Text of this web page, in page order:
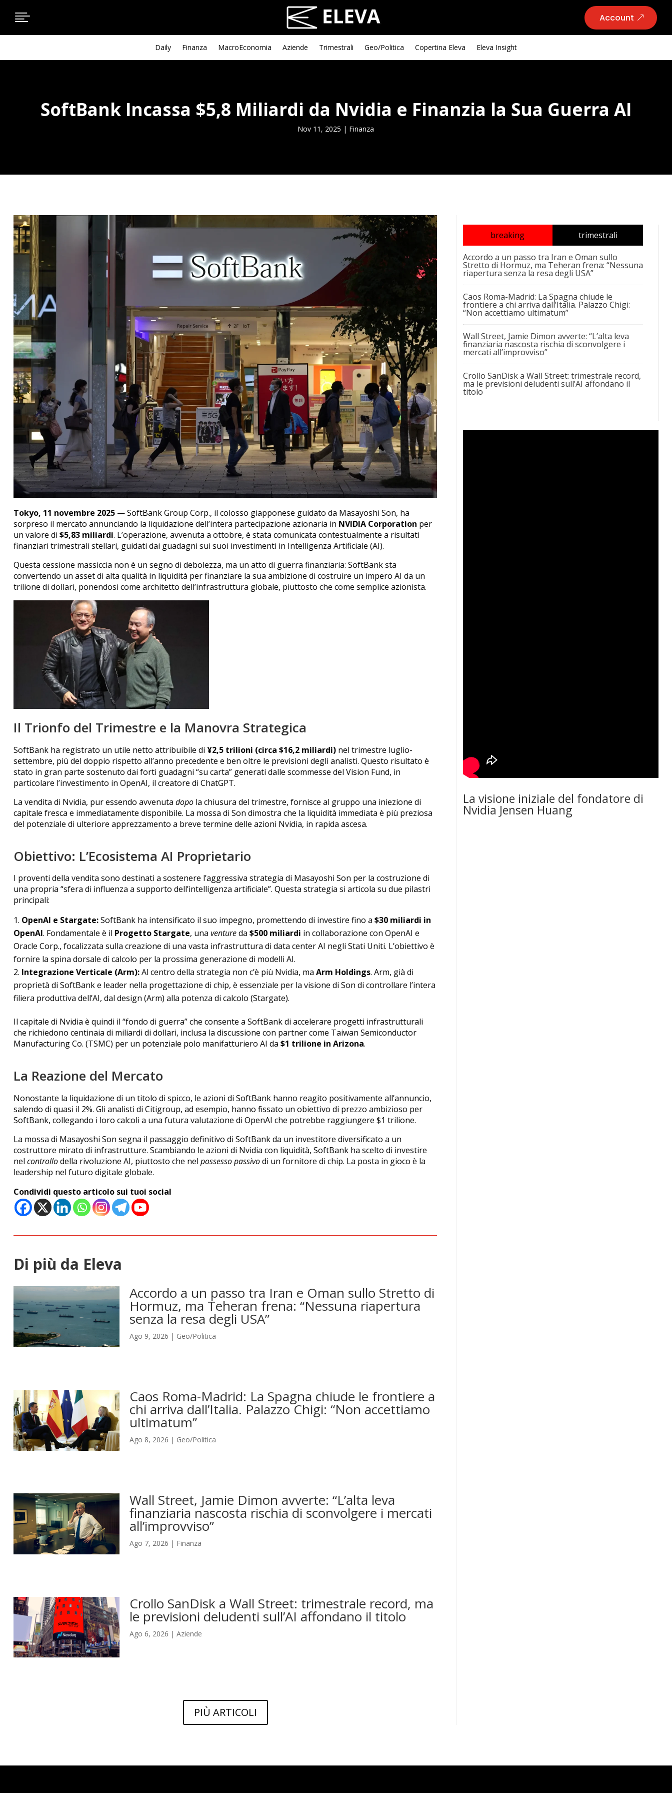
 Account
Daily Finanza MacroEconomia Aziende Trimestrali Geo/Politica Copertina Eleva Eleva Insight
SoftBank Incassa $5,8 Miliardi da Nvidia e Finanzia la Sua Guerra AI
Nov 11, 2025 | Finanza
Tokyo, 11 novembre 2025— SoftBank Group Corp., il colosso giapponese guidato da Masayoshi Son, ha
sorpreso il mercato annunciando la liquidazione dell’intera partecipazione azionaria in NVIDIA Corporation per
un valore di $5,83 miliardi. L’operazione, avvenuta a ottobre, è stata comunicata contestualmente a risultati
finanziari trimestrali stellari, guidati dai guadagni sui suoi investimenti in Intelligenza Artificiale (AI).
Questa cessione massiccia non è un segno di debolezza, ma un atto di guerra finanziaria: SoftBank sta
convertendo un asset di alta qualità in liquidità per finanziare la sua ambizione di costruire un impero AI da un
trilione di dollari, ponendosi come architetto dell’infrastruttura globale, piuttosto che come semplice azionista.
Il Trionfo del Trimestre e la Manovra Strategica
SoftBank ha registrato un utile netto attribuibile di ¥2,5 trilioni (circa $16,2 miliardi)nel trimestre luglio-
settembre, più del doppio rispetto all’anno precedente e ben oltre le previsioni degli analisti. Questo risultato è
stato in gran parte sostenuto dai forti guadagni “su carta” generati dalle scommesse del Vision Fund, in
particolare l’investimento in OpenAI, il creatore di ChatGPT.
La vendita di Nvidia, pur essendo avvenuta dopola chiusura del trimestre, fornisce al gruppo una iniezione di
capitale fresca e immediatamente disponibile. La mossa di Son dimostra che la liquidità immediata è più preziosa
del potenziale di ulteriore apprezzamento a breve termine delle azioni Nvidia, in rapida ascesa.
Obiettivo: L’Ecosistema AI Proprietario
I proventi della vendita sono destinati a sostenere l’aggressiva strategia di Masayoshi Son per la costruzione di
una propria “sfera di influenza a supporto dell’intelligenza artificiale”. Questa strategia si articola su due pilastri
principali:
OpenAI e Stargate:SoftBank ha intensificato il suo impegno, promettendo di investire fino a $30 miliardi in
OpenAI. Fondamentale è il Progetto Stargate, una ventureda $500 miliardi in collaborazione con OpenAI e
Oracle Corp., focalizzata sulla creazione di una vasta infrastruttura di data center AI negli Stati Uniti. L’obiettivo è
fornire la spina dorsale di calcolo per la prossima generazione di modelli AI.
Integrazione Verticale (Arm):Al centro della strategia non c’è più Nvidia, ma Arm Holdings. Arm, già di
proprietà di SoftBank e leader nella progettazione di chip, è essenziale per la visione di Son di controllare l’intera
filiera produttiva dell’AI, dal design (Arm) alla potenza di calcolo (Stargate).
Il capitale di Nvidia è quindi il “fondo di guerra” che consente a SoftBank di accelerare progetti infrastrutturali
che richiedono centinaia di miliardi di dollari, inclusa la discussione con partner come Taiwan Semiconductor
Manufacturing Co. (TSMC) per un potenziale polo manifatturiero AI da $1 trilione in Arizona.
La Reazione del Mercato
Nonostante la liquidazione di un titolo di spicco, le azioni di SoftBank hanno reagito positivamente all’annuncio,
salendo di quasi il 2%. Gli analisti di Citigroup, ad esempio, hanno fissato un obiettivo di prezzo ambizioso per
SoftBank, collegando i loro calcoli a una futura valutazione di OpenAI che potrebbe raggiungere $1 trilione.
La mossa di Masayoshi Son segna il passaggio definitivo di SoftBank da un investitore diversificato a un
costruttore mirato di infrastrutture. Scambiando le azioni di Nvidia con liquidità, SoftBank ha scelto di investire
nel controllodella rivoluzione AI, piuttosto che nel possesso passivodi un fornitore di chip. La posta in gioco è la
leadership nel futuro digitale globale.
Condividi questo articolo sui tuoi social
Di più da Eleva
Accordo a un passo tra Iran e Oman sullo Stretto di
Hormuz, ma Teheran frena: “Nessuna riapertura
senza la resa degli USA”
Ago 9, 2026 | Geo/Politica
Caos Roma-Madrid: La Spagna chiude le frontiere a
chi arriva dall’Italia. Palazzo Chigi: “Non accettiamo
ultimatum”
Ago 8, 2026 | Geo/Politica
Wall Street, Jamie Dimon avverte: “L’alta leva
finanziaria nascosta rischia di sconvolgere i mercati
all’improvviso”
Ago 7, 2026 | Finanza
Crollo SanDisk a Wall Street: trimestrale record, ma
le previsioni deludenti sull’AI affondano il titolo
Ago 6, 2026 | Aziende
PIÙ ARTICOLI
breaking
trimestrali
Accordo a un passo tra Iran e Oman sullo
Stretto di Hormuz, ma Teheran frena: “Nessuna
riapertura senza la resa degli USA”
Caos Roma-Madrid: La Spagna chiude le
frontiere a chi arriva dall’Italia. Palazzo Chigi:
“Non accettiamo ultimatum”
Wall Street, Jamie Dimon avverte: “L’alta leva
finanziaria nascosta rischia di sconvolgere i
mercati all’improvviso”
Crollo SanDisk a Wall Street: trimestrale record,
ma le previsioni deludenti sull’AI affondano il
titolo
La visione iniziale del fondatore di
Nvidia Jensen Huang